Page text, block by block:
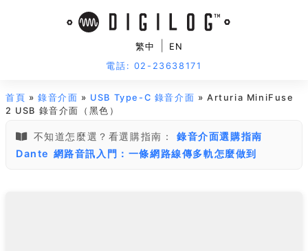
繁中
EN
電話: 02-23638171
首頁 »錄音介面 » USB Type-C 錄音介面 » Arturia MiniFuse
2 USB 錄音介面（黑色）
不知道怎麼選？看選購指南：
錄音介面選購指南
Dante 網路音訊入門：一條網路線傳多軌怎麼做到